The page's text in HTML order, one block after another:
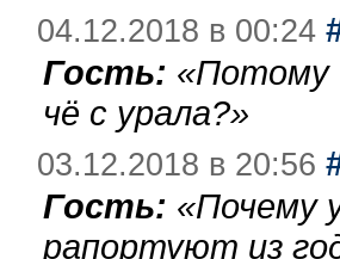
04.12.2018 в 00:24
Гость: «Потому
чё с урала?»
03.12.2018 в 20:56
Гость: «Почему
рапортуют из